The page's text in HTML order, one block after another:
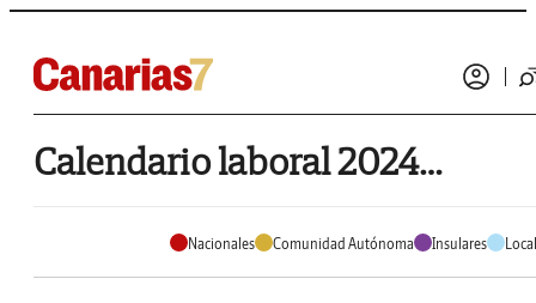
Calendario laboral 2024 de Arucas
Nacionales Comunidad Autónoma Insulares